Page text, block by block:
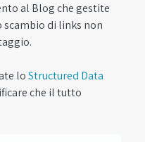
al Blog che gestite
scambio di links non
loStructured Data
che il tutto